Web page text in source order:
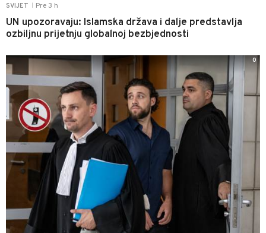
SVIJET Pre 3 h
UN upozoravaju: Islamska država i dalje predstavlja
ozbiljnu prijetnju globalnoj bezbjednosti
0